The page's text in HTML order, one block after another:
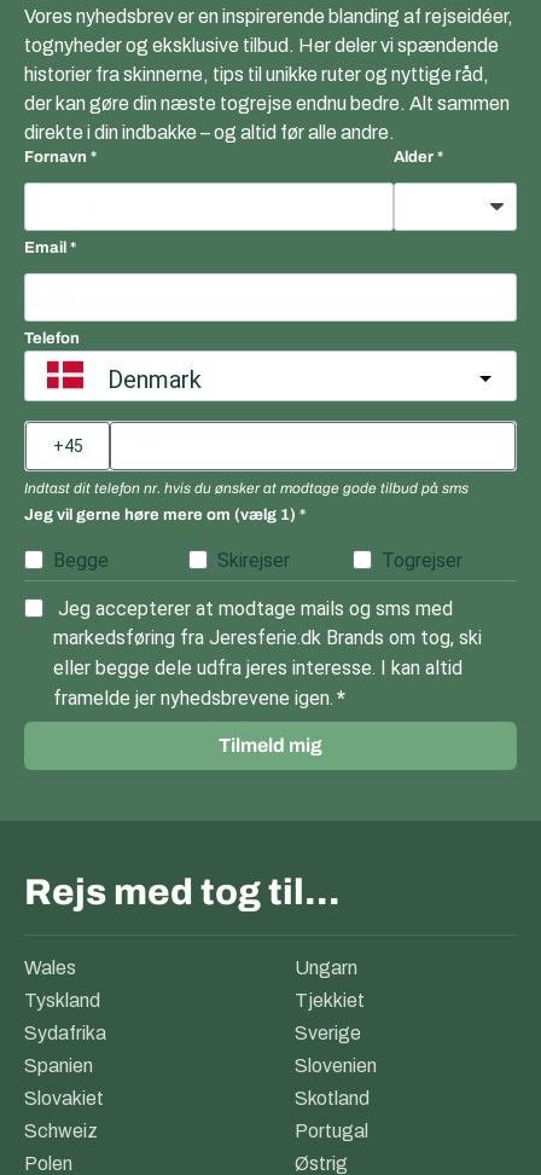
Vores nyhedsbrev er en inspirerende blanding af rejseidéer,
tognyheder og eksklusive tilbud. Her deler vi spændende
historier fra skinnerne, tips til unikke ruter og nyttige råd,
der kan gøre din næste togrejse endnu bedre. Alt sammen
direkte i din indbakke – og altid før alle andre.
Fornavn Alder
Email
Telefon
Denmark
Indtast dit telefon nr. hvis du ønsker at modtage gode tilbud på sms
Jeg vil gerne høre mere om (vælg 1)
Begge Skirejser Togrejser
Jeg accepterer at modtage mails og sms med
markedsføring fra Jeresferie.dk Brands om tog, ski
eller begge dele udfra jeres interesse. I kan altid
framelde jer nyhedsbrevene igen.
Tilmeld mig
Rejs med tog til…
Wales
Ungarn
Tyskland
Tjekkiet
Sydafrika
Sverige
Spanien
Slovenien
Slovakiet
Skotland
Schweiz
Portugal
Polen
Østrig